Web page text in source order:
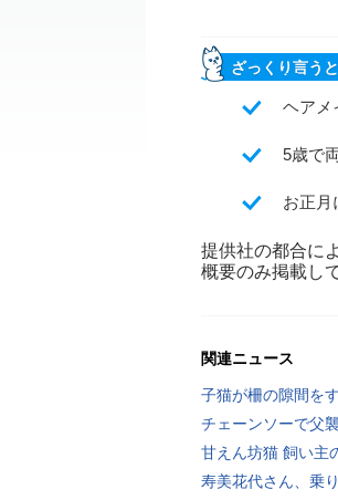
ざっくり言うと
ヘアメ
5歳で
お正月
提供社の都合に
概要のみ掲載し
関連ニュース
子猫が柵の隙間を
チェーンソーで父
甘えん坊猫 飼い主
寿美花代さん、乗